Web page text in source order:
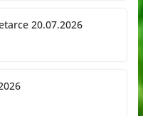
20.07.2026